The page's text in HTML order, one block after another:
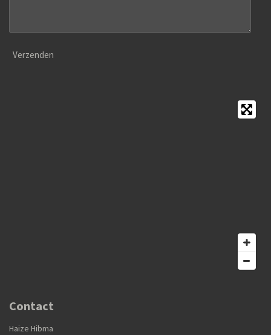
Verzenden
Contact
Haize Hibma